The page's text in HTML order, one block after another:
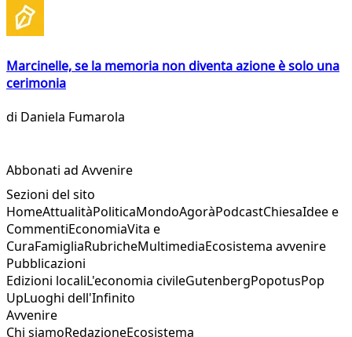
Marcinelle, se la memoria non diventa azione è solo una
cerimonia
di Daniela Fumarola
Abbonati ad Avvenire
Sezioni del sito
HomeAttualitàPoliticaMondoAgoràPodcastChiesaIdee e
CommentiEconomiaVita e
CuraFamigliaRubricheMultimediaEcosistema avvenire
Pubblicazioni
Edizioni localiL'economia civileGutenbergPopotusPop
UpLuoghi dell'Infinito
Avvenire
Chi siamoRedazioneEcosistema